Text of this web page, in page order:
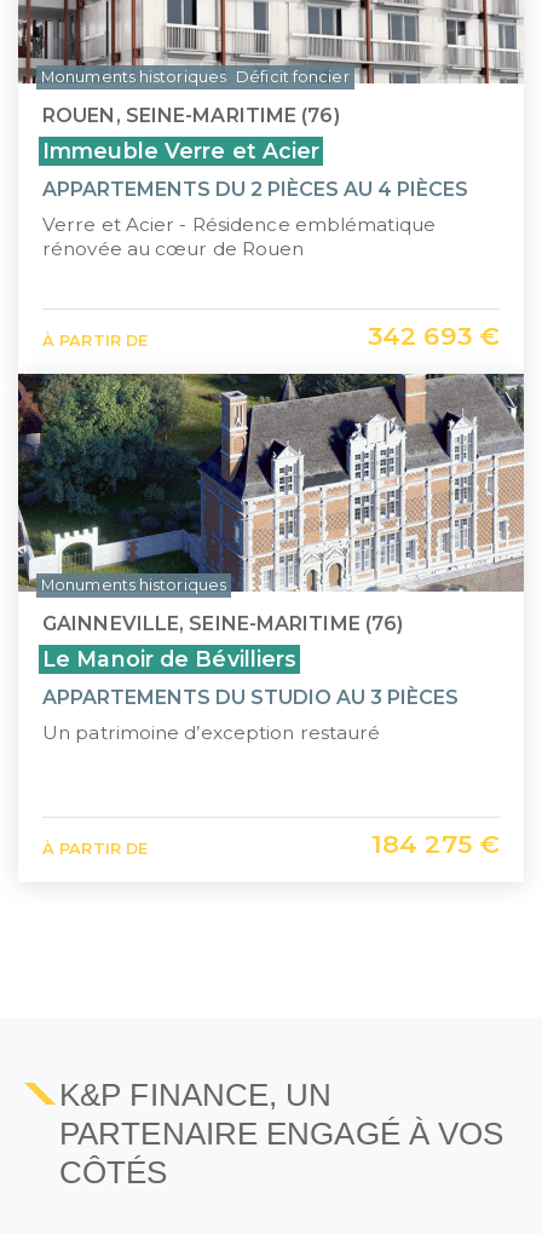
ROUEN, SEINE-MARITIME (76)
Immeuble Verre et Acier
APPARTEMENTS DU 2 PIÈCES AU 4 PIÈCES
Verre et Acier - Résidence emblématique
rénovée au cœur de Rouen
À PARTIR DE 342 693 €
Monuments historiques Déficit foncier
GAINNEVILLE, SEINE-MARITIME (76)
Le Manoir de Bévilliers
APPARTEMENTS DU STUDIO AU 3 PIÈCES
Un patrimoine d’exception restauré
À PARTIR DE 184 275 €
Monuments historiques
K&P FINANCE, UN
PARTENAIRE ENGAGÉ À VOS
CÔTÉS